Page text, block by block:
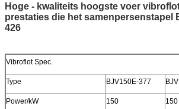
Hoge - kwaliteits hoogste voer
prestaties die het samenpersenstapel
426
Vibroflot Spec.
Type BJV150E-377
Power/kW 150 150